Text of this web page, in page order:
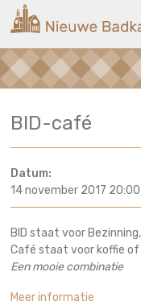
naar
inhoud
Nieuwe
Badkapel
op
BID-café
Datum:
14 november 2017 20:00
BID staat voor
Café staat voor koffie
Een mooie combinatie
Meer informatie